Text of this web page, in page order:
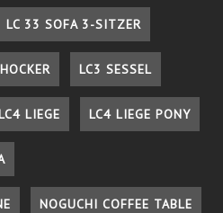
LC 33 SOFA 3-SITZER
LC3 SESSEL
LIEGE LC4 LIEGE PONY
NOGUCHI COFFEE TABLE